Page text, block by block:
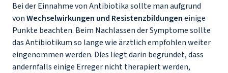
Bei der Einnahme von Antibiotika sollte man aufgrund
vonWechselwirkungen und Resistenzbildungeneinige
Punkte beachten. Beim Nachlassen der Symptome sollte
das Antibiotikum so lange wie ärztlich empfohlen weiter
eingenommen werden. Dies liegt darin begründet, dass
andernfalls einige Erreger nicht therapiert werden,